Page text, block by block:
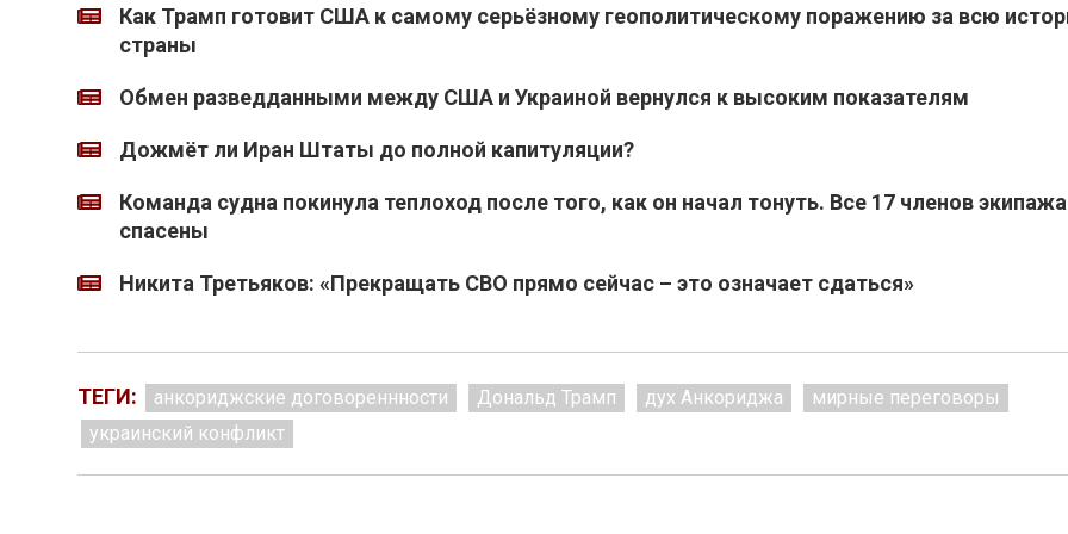
Как Трамп готовит США к самому серьёзному геополитическому поражению за всю
страны
Обмен разведданными между США и Украиной вернулся к высоким показателям
Дожмёт ли Иран Штаты до полной капитуляции?
Команда судна покинула теплоход после того, как он начал тонуть. Все 17 членов экипажа
спасены
Никита Третьяков: «Прекращать СВО прямо сейчас – это означает сдаться»
ТЕГИ: анкориджские договореннности Дональд Трамп дух Анкориджа
мирные переговоры
украинский конфликт